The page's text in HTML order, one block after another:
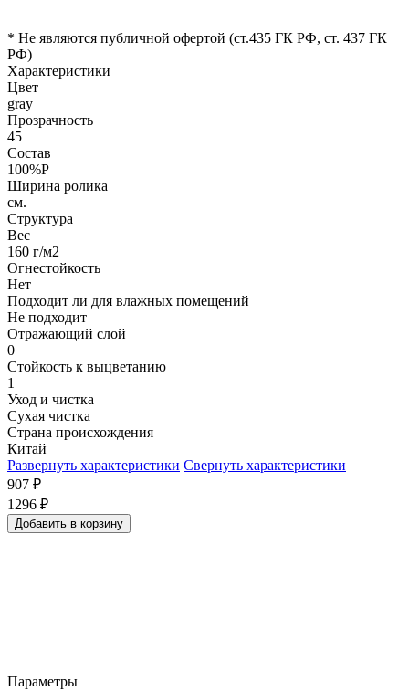
* Не являются публичной офертой (ст.435 ГК РФ, cт. 437 ГК
РФ)
Характеристики
Цвет
gray
Прозрачность
45
Состав
100%P
Ширина ролика
см.
Структура
Вес
160 г/м2
Огнестойкость
Нет
Подходит ли для влажных помещений
Не подходит
Отражающий слой
0
Стойкость к выцветанию
1
Уход и чистка
Сухая чистка
Страна происхождения
Китай
Развернуть характеристики Свернуть характеристики
907 ₽
1296 ₽
Добавить в корзину
Параметры